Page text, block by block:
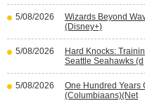
5/08/2026
Wizards Beyond
(Disney+)
5/08/2026
Hard Knocks:
Seattle Seahawks (d
5/08/2026
One Hundred Years
(Columbiaans)(Net